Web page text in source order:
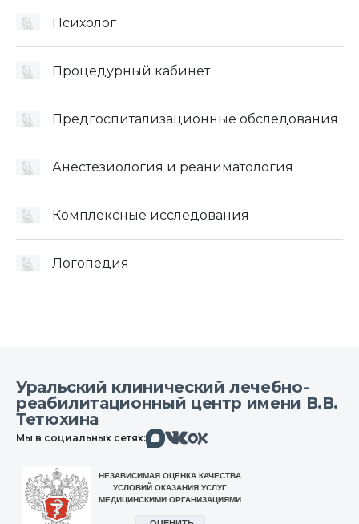
Психолог
Процедурный кабинет
Предгоспитализационные обследования
Анестезиология и реаниматология
Комплексные исследования
Логопедия
Уральский клинический лечебно-
реабилитационный центр имени В.В.
Тетюхина
Мы в социальных сетях:МаксВконтактеОдноклассники